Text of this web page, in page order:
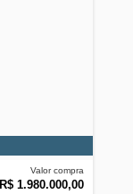
Valor compra
R$ 1.980.000,00